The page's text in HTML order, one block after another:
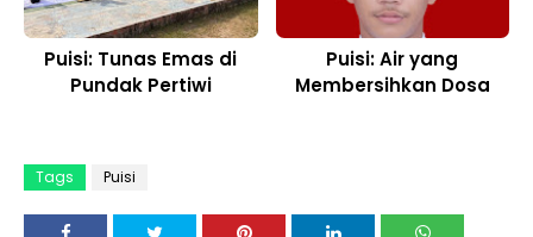
Puisi: Tunas Emas di
Pundak Pertiwi
Puisi: Air yang
Membersihkan Dosa
Tags Puisi